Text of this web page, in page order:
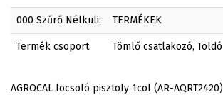
000 Szűrő Nélküli: TERMÉKEK
Termék csoport: Tömlő csatlakozó, Toldó
AGROCAL locsoló pisztoly 1col (AR-AQRT2420)